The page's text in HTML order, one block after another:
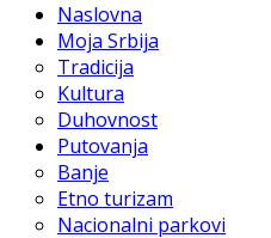
Naslovna
Moja Srbija
Tradicija
Kultura
Duhovnost
Putovanja
Banje
Etno turizam
Nacionalni parkovi